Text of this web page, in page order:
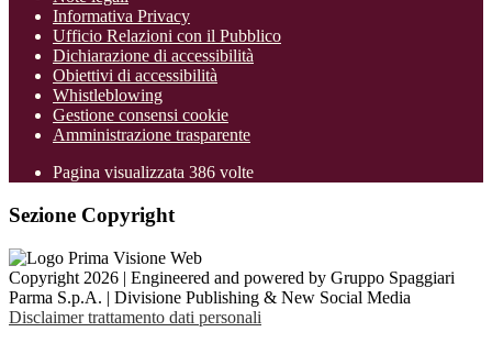
Informativa Privacy
Ufficio Relazioni con il Pubblico
Dichiarazione di accessibilità
Obiettivi di accessibilità
Whistleblowing
Gestione consensi cookie
Amministrazione trasparente
Pagina visualizzata 386 volte
Sezione Copyright
Copyright 2026 | Engineered and powered by Gruppo Spaggiari
Parma S.p.A. | Divisione Publishing & New Social Media
Disclaimer trattamento dati personali